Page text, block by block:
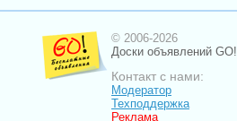
© 2006-2026
Доски объявлений GO!
Контакт с нами:
Модератор
Техподдержка
Реклама